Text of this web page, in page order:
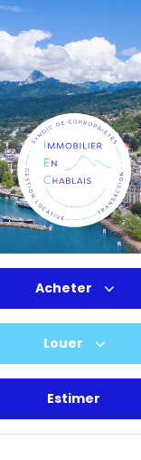
Acheter
Louer
Estimer